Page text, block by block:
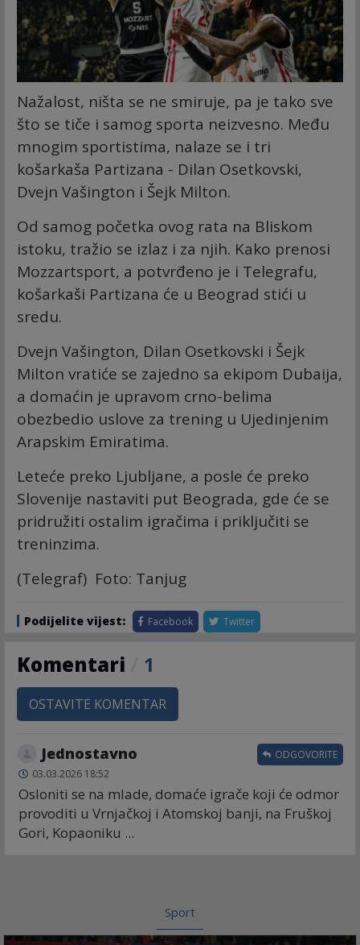
Nažalost, ništa se ne smiruje, pa je tako sve
što se tiče i samog sporta neizvesno. Među
mnogim sportistima, nalaze se i tri
košarkaša Partizana - Dilan Osetkovski,
Dvejn Vašington i Šejk Milton.
Od samog početka ovog rata na Bliskom
istoku, tražio se izlaz i za njih. Kako prenosi
Mozzartsport, a potvrđeno je i Telegrafu,
košarkaši Partizana će u Beograd stići u
sredu.
Dvejn Vašington, Dilan Osetkovski i Šejk
Milton vratiće se zajedno sa ekipom Dubaija,
a domaćin je upravom crno-belima
obezbedio uslove za trening u Ujedinjenim
Arapskim Emiratima.
Leteće preko Ljubljane, a posle će preko
Slovenije nastaviti put Beograda, gde će se
pridružiti ostalim igračima i priključiti se
treninzima.
(Telegraf) Foto: Tanjug
Podijelite vijest: Facebook Twitter
Komentari 1
OSTAVITE KOMENTAR
Jednostavno
03.03.2026 18:52
Osloniti se na mlade, domaće igrače koji će odmor
provoditi u Vrnjačkoj i Atomskoj banji, na Fruškoj
Gori, Kopaoniku ...
ODGOVORITE
Sport